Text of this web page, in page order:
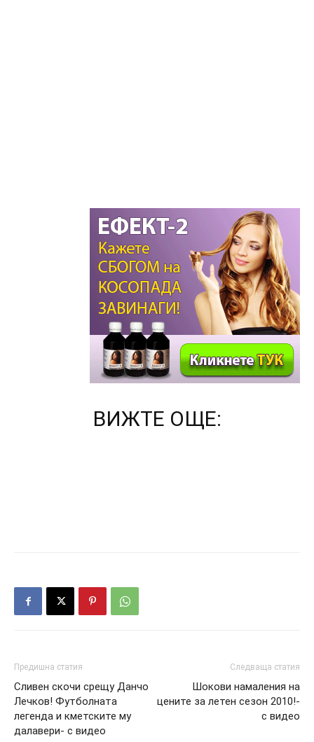
ВИЖТЕ ОЩЕ:
Предишна статия
Сливен скочи срещу Данчо
Лечков! Футболната
легенда и кметските му
далавери- с видео
Следваща статия
Шокови намаления на
цените за летен сезон 2010!-
с видео